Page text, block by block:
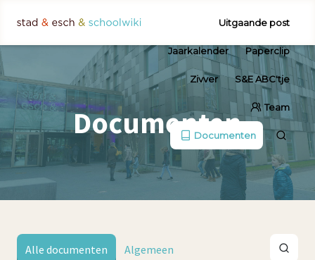
Uitgaande post
Jaarkalender Paperclip
Zivver S&E ABC'tje
Team
Documenten
Documenten
Alle documenten Algemeen